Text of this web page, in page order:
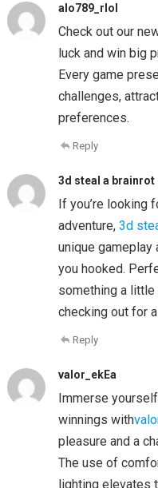
alo789_rlol
Check out our
luck and win big
Every game
challenges,
preferences.
Reply
3d steal a brainrot
If you’re looking
adventure, 3d
unique
you hooked.
something a
checking out for
Reply
valor_ekEa
Immerse
winnings with
pleasure and a
The use of
lighting elevates